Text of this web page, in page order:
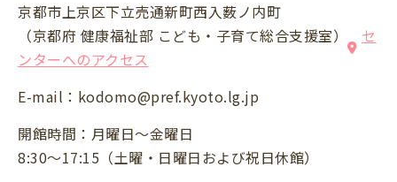
京都市上京区下立売通新町西入薮ノ内町
（京都府 健康福祉部 こども・子育て総合支援室）
セ
ンターへのアクセス
E-mail： kodomo@pref.kyoto.lg.jp
開館時間：月曜日～金曜日
8:30～17:15（土曜・日曜日および祝日休館）